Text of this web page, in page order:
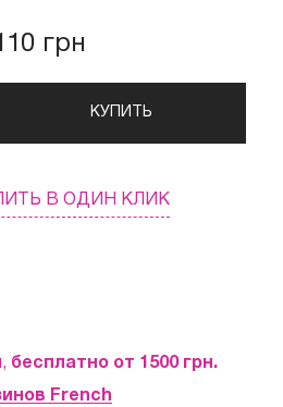
грн
КУПИТЬ
В ОДИН КЛИК
бесплатно от 1500 грн.
French